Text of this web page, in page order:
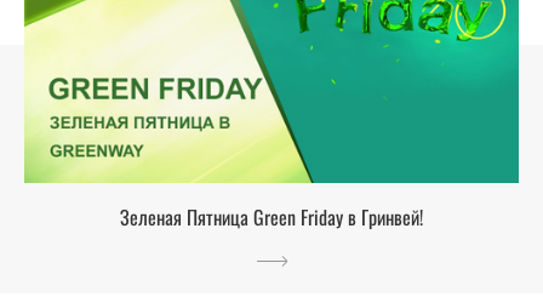
Зеленая Пятница Green Friday в Гринвей!